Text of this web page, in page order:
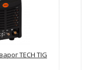
TECH TIG